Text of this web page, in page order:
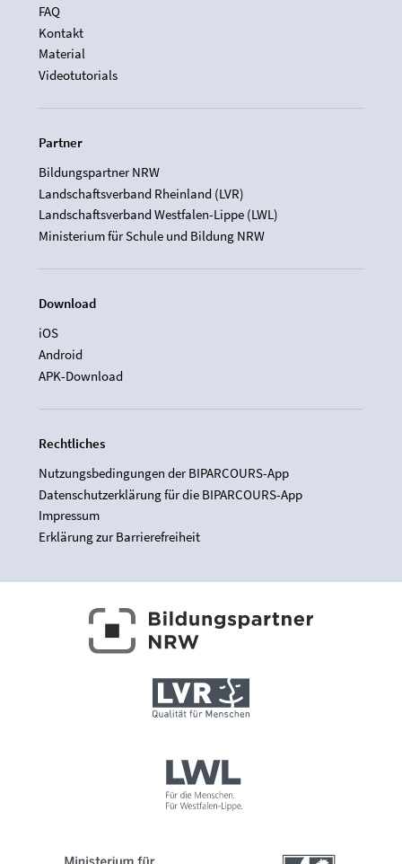
FAQ
Kontakt
Material
Videotutorials
Partner
Bildungspartner NRW
Landschaftsverband Rheinland (LVR)
Landschaftsverband Westfalen-Lippe (LWL)
Ministerium für Schule und Bildung NRW
Download
iOS
Android
APK-Download
Rechtliches
Nutzungsbedingungen der BIPARCOURS-App
Datenschutzerklärung für die BIPARCOURS-App
Impressum
Erklärung zur Barrierefreiheit